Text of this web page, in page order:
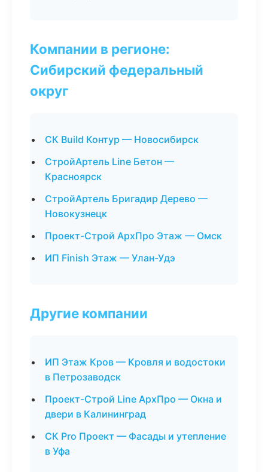
Компании в регионе:
Сибирский федеральный
округ
СК Build Контур — Новосибирск
СтройАртель Line Бетон —
Красноярск
СтройАртель Бригадир Дерево —
Новокузнецк
Проект-Строй АрхПро Этаж — Омск
ИП Finish Этаж — Улан-Удэ
Другие компании
ИП Этаж Кров — Кровля и водостоки
в Петрозаводск
Проект-Строй Line АрхПро — Окна и
двери в Калининград
СК Pro Проект — Фасады и утепление
в Уфа